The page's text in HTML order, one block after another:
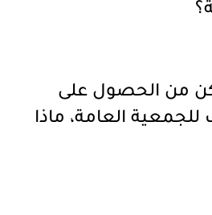
من الحصول على
العامة، ماذا